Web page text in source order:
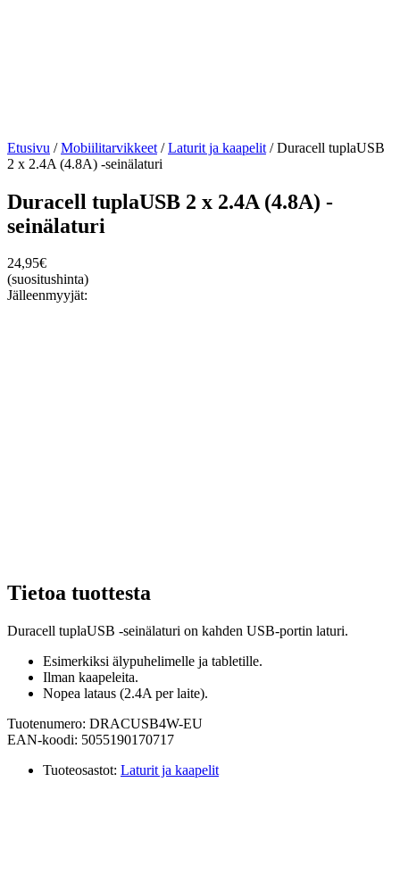
Etusivu /Mobiilitarvikkeet /Laturit ja kaapelit / Duracell tuplaUSB
2 x 2.4A (4.8A) -seinälaturi
Duracell tuplaUSB 2 x 2.4A (4.8A) -
seinälaturi
24,95€
(suositushinta)
Jälleenmyyjät:
Tietoa tuottesta
Duracell tuplaUSB -seinälaturi on kahden USB-portin laturi.
Esimerkiksi älypuhelimelle ja tabletille.
Ilman kaapeleita.
Nopea lataus (2.4A per laite).
Tuotenumero: DRACUSB4W-EU
EAN-koodi: 5055190170717
Tuoteosastot: Laturit ja kaapelit